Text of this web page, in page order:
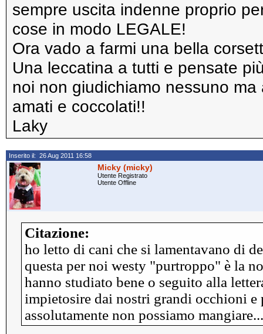
sempre uscita indenne proprio
cose in modo LEGALE!
Ora vado a farmi una bella
Una leccatina a tutti e pensate
noi non giudichiamo nessuno
amati e coccolati!!
Laky
Inserito il: 26 Aug 2011 16:58
Micky (micky)
Utente Registrato
Utente Offline
Citazione:
ho letto di cani che si lamentavano di
questa per noi westy "purtroppo" è la
hanno studiato bene o seguito alla
impietosire dai nostri grandi occhioni
assolutamente non possiamo